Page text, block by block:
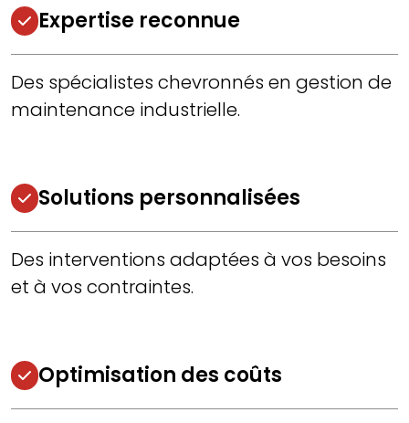
Expertise reconnue
Des spécialistes chevronnés en gestion de
maintenance industrielle.
Solutions personnalisées
Des interventions adaptées à vos besoins
et à vos contraintes.
Optimisation des coûts